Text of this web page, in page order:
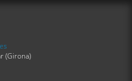
(Girona)